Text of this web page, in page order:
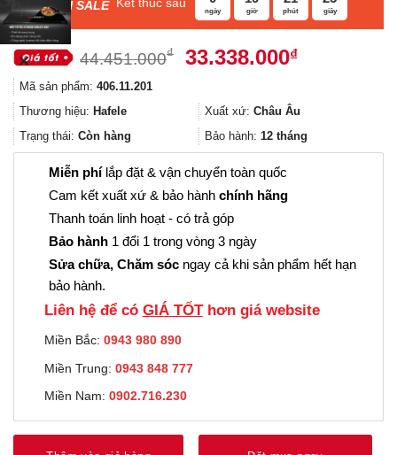
F ASH SALE Kết thúc sau
ngày giờ phút giây
44.451.000₫
Giá
44.451.000₫.
33.338.000₫Giá
là:
Mã sản phẩm: 406.11.201
Thương hiệu: Hafele Xuất xứ: Châu Âu
Trạng thái: Còn hàng Bảo hành: 12 tháng
Miễn phílắp đặt & vận chuyển toàn quốc
Cam kết xuất xứ & bảo hành chính hãng
Thanh toán linh hoạt - có trả góp
Bảo hành 1 đổi 1 trong vòng 3 ngày
Sửa chữa, Chăm sóc ngay cả khi sản phẩm hết hạn
bảo hành.
Liên hệ để có GIÁ TỐThơn giá website
Miền Bắc: 0943 980 890
Miền Trung: 0943 848 777
Miền Nam: 0902.716.230
✕